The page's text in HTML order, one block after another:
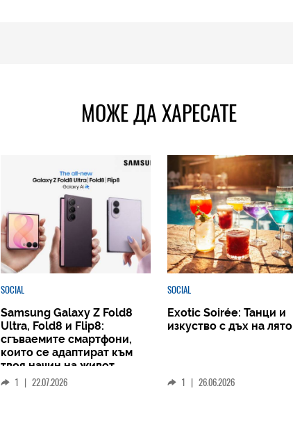
МОЖЕ ДА ХАРЕСАТЕ
SOCIAL
Samsung Galaxy Z Fold8
Ultra, Fold8 и Flip8:
сгъваемите смартфони,
които се адаптират към
твоя начин на живот
1 | 22.07.2026
SOCIAL
Exotic Soirée: Танци и
изкуство с дъх на лято
1 | 26.06.2026